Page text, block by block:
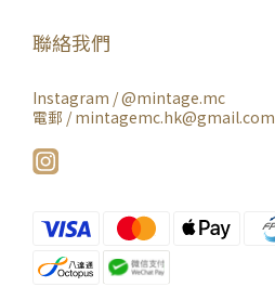
聯絡我們
Instagram /@mintage.mc
電郵 / mintagemc.hk@gmail.com